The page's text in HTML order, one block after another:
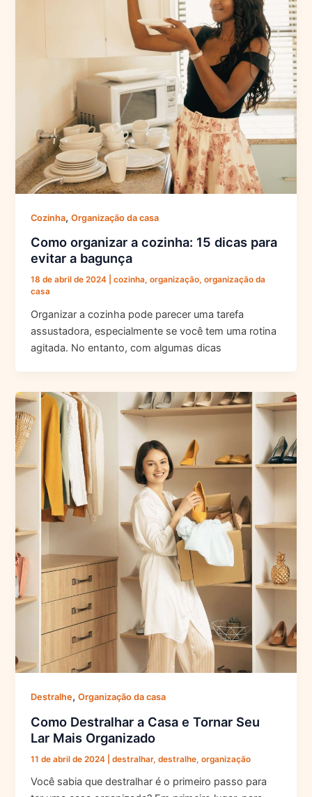
Cozinha,Organização da casa
Como organizar a cozinha: 15 dicas para
evitar a bagunça
18 de abril de 2024 |cozinha,organização,organização da
casa
Organizar a cozinha pode parecer uma tarefa
assustadora, especialmente se você tem uma rotina
agitada. No entanto, com algumas dicas
Destralhe,Organização da casa
Como Destralhar a Casa e Tornar Seu
Lar Mais Organizado
11 de abril de 2024 |destralhar,destralhe,organização
Você sabia que destralhar é o primeiro passo para